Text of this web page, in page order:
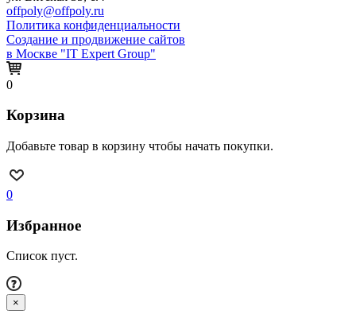
offpoly@offpoly.ru
Политика конфиденциальности
Создание и продвижение сайтов
в Москве "IT Expert Group"
0
Корзина
Добавьте товар в корзину чтобы начать покупки.
0
Избранное
Список пуст.
×